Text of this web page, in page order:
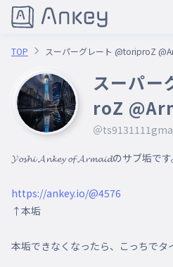
TOP スーパーグレート @toriproZ
スーパ
roZ
＠
𝓨𝓸𝓼𝓱𝓲 𝓐𝓷𝓴𝓮𝔂 𝓸𝓯 𝓐𝓻𝓶𝓪𝓲𝓭のサブ垢です
https://ankey.io/@4576
↑本垢
本垢できなくなったら、こっちでタ